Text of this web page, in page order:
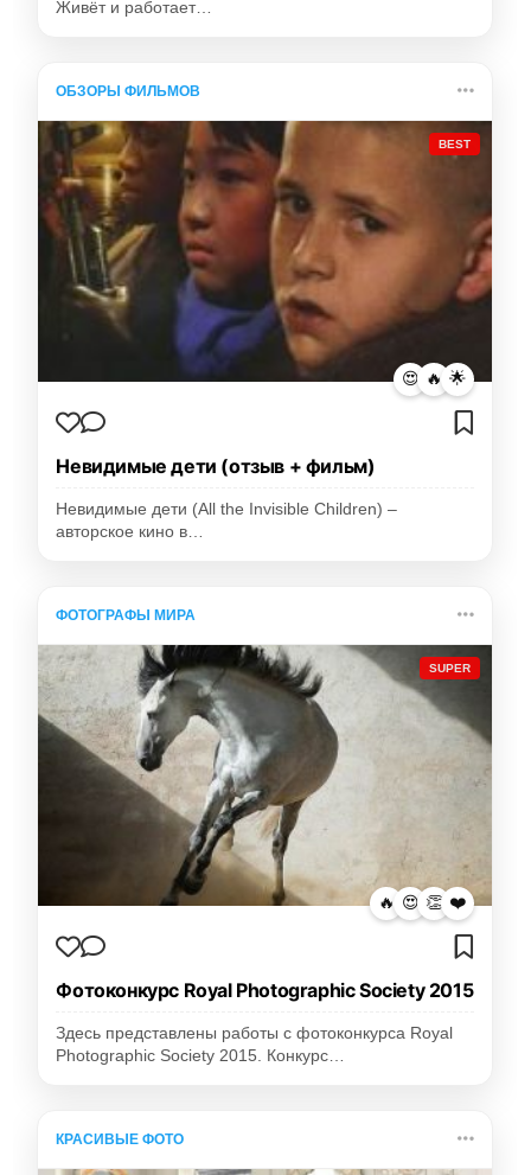
Живёт и работает…
ОБЗОРЫ ФИЛЬМОВ
BEST
😍 🔥 🌟
Невидимые дети (отзыв + фильм)
Невидимые дети (All the Invisible Children) –
авторское кино в…
ФОТОГРАФЫ МИРА
SUPER
🔥 😍 👏 ❤️
Фотоконкурс Royal Photographic Society 2015
Здесь представлены работы с фотоконкурса Royal
Photographic Society 2015. Конкурс…
КРАСИВЫЕ ФОТО